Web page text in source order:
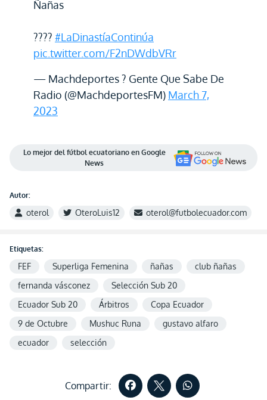
Ñañas
???? #LaDinastíaContinúa
pic.twitter.com/F2nDWdbVRr
— Machdeportes ? Gente Que Sabe De
Radio (@MachdeportesFM) March 7,
2023
Lo mejor del fútbol ecuatoriano en Google
News
Autor:
oterol OteroLuis12 oterol@futbolecuador.com
Etiquetas:
FEF Superliga Femenina ñañas
club ñañas
fernanda vásconez
Selección Sub 20
Ecuador Sub 20
Árbitros
Copa Ecuador
9 de Octubre
Mushuc Runa
gustavo alfaro
ecuador
selección
Compartir: